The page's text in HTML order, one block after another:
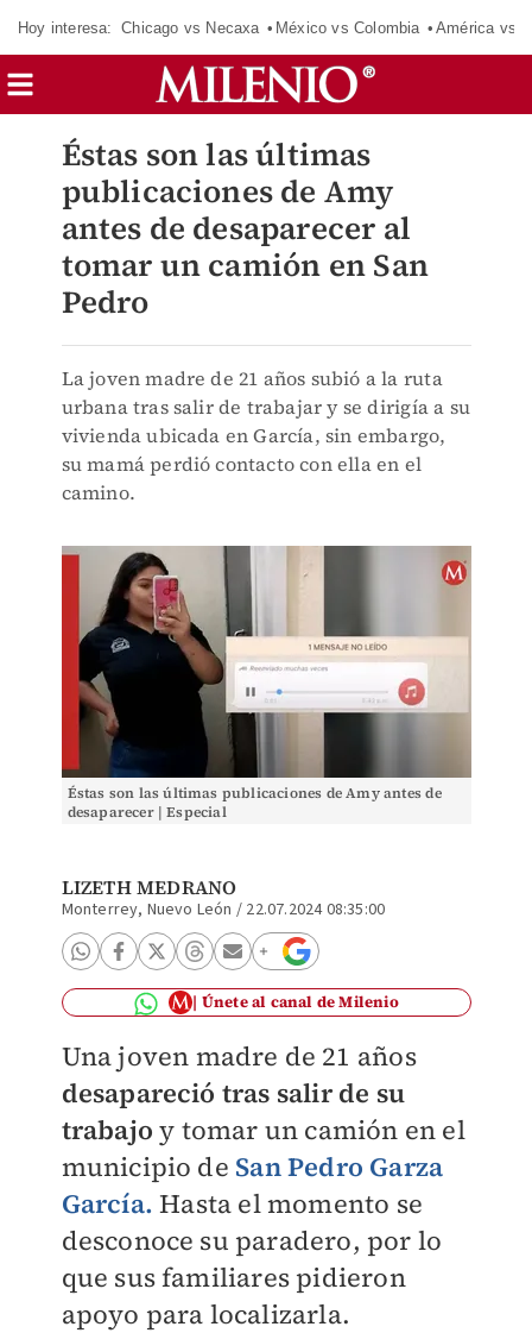
Hoy interesa: Chicago vs Necaxa México vs Colombia América vs
Éstas son las últimas
publicaciones de Amy
antes de desaparecer al
tomar un camión en San
Pedro
La joven madre de 21 años subió a la ruta
urbana tras salir de trabajar y se dirigía a su
vivienda ubicada en García, sin embargo,
su mamá perdió contacto con ella en el
camino.
Éstas son las últimas publicaciones de Amy antes de
desaparecer | Especial
LIZETH MEDRANO
Monterrey, Nuevo León / 22.07.2024 08:35:00
Únete al canal de Milenio
Una joven madre de 21 años
desapareció tras salir de su
trabajo y tomar un camión en el
municipio de San Pedro Garza
García. Hasta el momento se
desconoce su paradero, por lo
que sus familiares pidieron
apoyo para localizarla.